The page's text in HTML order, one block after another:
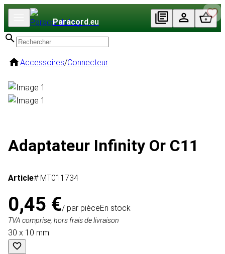
Paracord.eu
Accessoires/Connecteur
Adaptateur Infinity Or C11
Article# MT011734
0,45 €/ par pièceEn stock
TVA comprise, hors frais de livraison
30 x 10 mm